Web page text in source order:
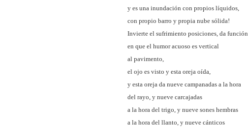
y es una inundación con propios líquidos,
con propio barro y propia nube sólida!
Invierte el sufrimiento posiciones, da función
en que el humor acuoso es vertical
al pavimento,
el ojo es visto y esta oreja oída,
y esta oreja da nueve campanadas a la hora
del rayo, y nueve carcajadas
a la hora del trigo, y nueve sones hembras
a la hora del llanto, y nueve cánticos